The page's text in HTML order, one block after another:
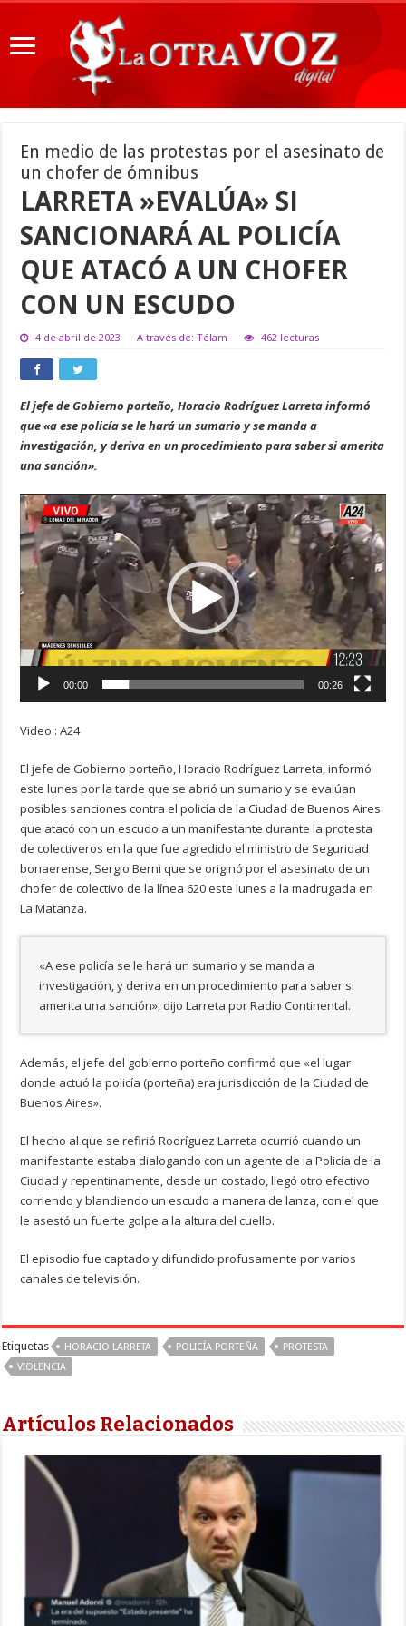
En medio de las protestas por el asesinato de
un chofer de ómnibus
LARRETA »EVALÚA» SI
SANCIONARÁ AL POLICÍA
QUE ATACÓ A UN CHOFER
CON UN ESCUDO
4 de abril de 2023 A través de: Télam 462 lecturas
El jefe de Gobierno porteño, Horacio Rodríguez Larreta informó
que «a ese policía se le hará un sumario y se manda a
investigación, y deriva en un procedimiento para saber si amerita
una sanción».
Reproductor
de
vídeo
00:00 00:26
Video : A24
El jefe de Gobierno porteño, Horacio Rodríguez Larreta, informó
este lunes por la tarde que se abrió un sumario y se evalúan
posibles sanciones contra el policía de la Ciudad de Buenos Aires
que atacó con un escudo a un manifestante durante la protesta
de colectiveros en la que fue agredido el ministro de Seguridad
bonaerense, Sergio Berni que se originó por el asesinato de un
chofer de colectivo de la línea 620 este lunes a la madrugada en
La Matanza.
«A ese policía se le hará un sumario y se manda a
investigación, y deriva en un procedimiento para saber si
amerita una sanción», dijo Larreta por Radio Continental.
Además, el jefe del gobierno porteño confirmó que «el lugar
donde actuó la policía (porteña) era jurisdicción de la Ciudad de
Buenos Aires».
El hecho al que se refirió Rodríguez Larreta ocurrió cuando un
manifestante estaba dialogando con un agente de la Policía de la
Ciudad y repentinamente, desde un costado, llegó otro efectivo
corriendo y blandiendo un escudo a manera de lanza, con el que
le asestó un fuerte golpe a la altura del cuello.
El episodio fue captado y difundido profusamente por varios
canales de televisión.
Etiquetas HORACIO LARRETA POLICÍA PORTEÑA
PROTESTA
VIOLENCIA
Artículos Relacionados